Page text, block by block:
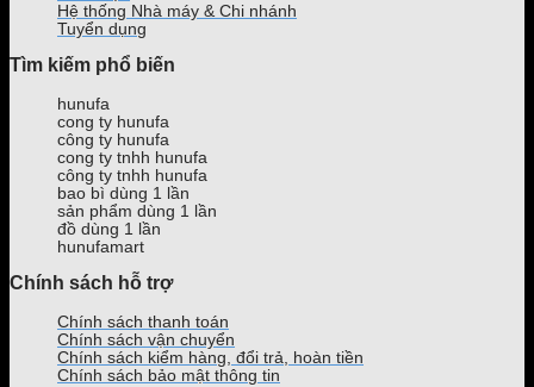
Hệ thống Nhà máy & Chi nhánh
Tuyển dụng
Tìm kiếm phổ biến
hunufa
cong ty hunufa
công ty hunufa
cong ty tnhh hunufa
công ty tnhh hunufa
bao bì dùng 1 lần
sản phẩm dùng 1 lần
đồ dùng 1 lần
hunufamart
Chính sách hỗ trợ
Chính sách thanh toán
Chính sách vận chuyển
Chính sách kiểm hàng, đổi trả, hoàn tiền
Chính sách bảo mật thông tin